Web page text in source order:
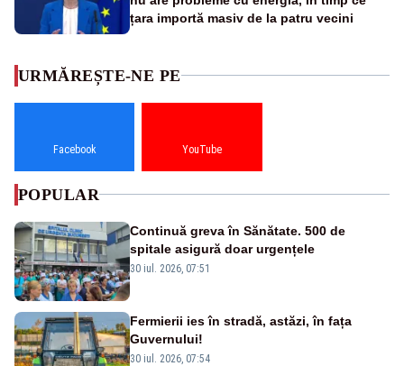
țara importă masiv de la patru vecini
URMĂREȘTE-NE PE
Facebook YouTube
POPULAR
Continuă greva în Sănătate. 500 de
spitale asigură doar urgențele
30 iul. 2026, 07:51
Fermierii ies în stradă, astăzi, în fața
Guvernului!
30 iul. 2026, 07:54